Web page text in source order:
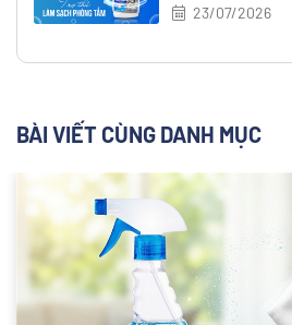
23/07/2026
BÀI VIẾT CÙNG DANH MỤC